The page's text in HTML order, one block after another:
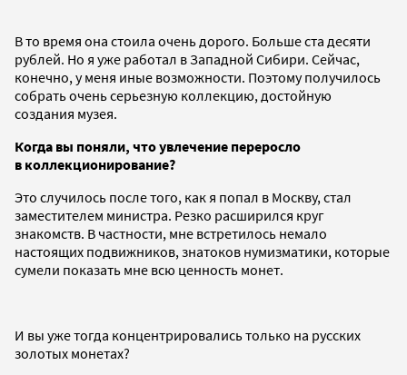
В то время она стоила очень дорого. Больше ста десяти
рублей. Но я уже работал в Западной Сибири. Сейчас,
конечно, у меня иные возможности. Поэтому получилось
собрать очень серьезную коллекцию, достойную
создания музея.
Когда вы поняли, что увлечение переросло
в коллекционирование?
Это случилось после того, как я попал в Москву, стал
заместителем министра. Резко расширился круг
знакомств. В частности, мне встретилось немало
настоящих подвижников, знатоков нумизматики, которые
сумели показать мне всю ценность монет.
И вы уже тогда концентрировались только на русских
золотых монетах?